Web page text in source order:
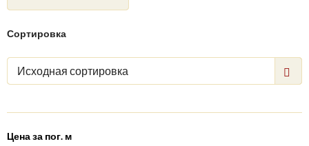
Сортировка
Исходная сортировка
Цена за пог. м